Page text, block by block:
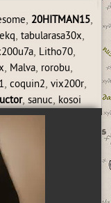
, 20HITMAN15,
, tabularasa30x,
, Litho70,
, Malva, rorobu,
,coquin2,vix200r,
, sanuc, kosoi